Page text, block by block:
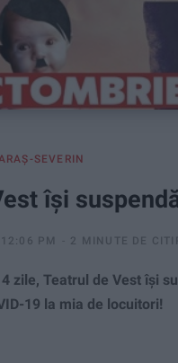
SEVERIN
îşi
PM 2 MINUTE DE
zile, Teatrul de Vest îşi
19 la mia de locuitori!